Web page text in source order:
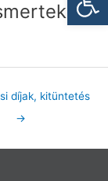
díjak, kitüntetés
→